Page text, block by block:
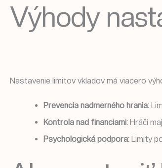
Výhody
Nastavenie limitov vkladov má viacero
Prevencia nadmerného hrania:
Kontrola nad financiami: Hráči
Psychologická podpora: Limity